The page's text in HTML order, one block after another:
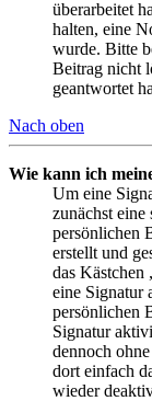
überarbeitet
halten, eine
wurde. Bitte
Beitrag nicht
geantwortet
Nach oben
Wie kann ich
Um eine
zunächst
persönlichen
erstellt und
das Kästchen
eine Signatur
persönlichen
Signatur
dennoch
dort einfach
wieder